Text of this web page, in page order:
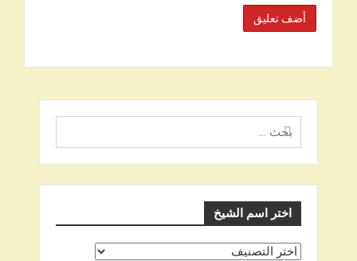
البحث
عن
اختر اسم الشيخ
اختر